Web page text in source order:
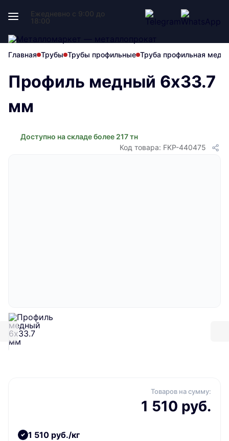
Ежедневно с 9:00 до
18:00
Главная Трубы Трубы профильные Труба профильная
Профиль медный 6х33.7
мм
Доступно на складе более 217 тн
Код товара: FKP-440475
Товаров на сумму:
1 510 руб.
1 510 руб./кг